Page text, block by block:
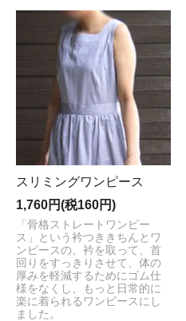
スリミングワンピース
1,760円(税160円)
「骨格ストレートワンピー
ス」という衿つききちんとワ
ンピースの、衿を取って、首
回りをすっきりさせて、体の
厚みを軽減するためにゴム仕
様をなくし、もっと日常的に
楽に着られるワンピースにし
ました。